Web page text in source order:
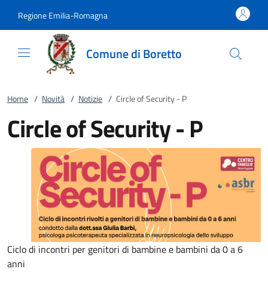
Regione Emilia-Romagna
Comune di Boretto
Home / Novità / Notizie / Circle of Security - P
Circle of Security - P
Ciclo di incontri per genitori di bambine e bambini da 0 a 6
anni